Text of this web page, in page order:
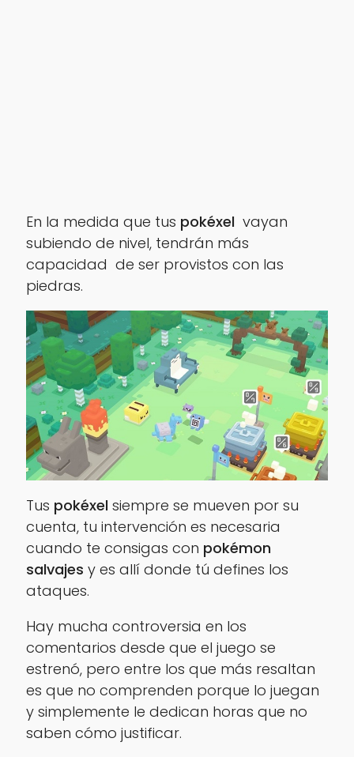
En la medida que tus pokéxel vayan
subiendo de nivel, tendrán más
capacidad de ser provistos con las
piedras.
Tus pokéxel siempre se mueven por su
cuenta, tu intervención es necesaria
cuando te consigas con pokémon
salvajes y es allí donde tú defines los
ataques.
Hay mucha controversia en los
comentarios desde que el juego se
estrenó, pero entre los que más resaltan
es que no comprenden porque lo juegan
y simplemente le dedican horas que no
saben cómo justificar.